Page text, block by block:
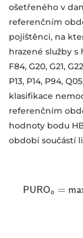
ošetřeného v
referenčním
pojištěnci, na
hrazené služby s
F84, G20, G21,
P13, P14, P94,
klasifikace
referenčním
hodnoty bodu
období součástí
PU ROo = ma
PUROo=m ax{